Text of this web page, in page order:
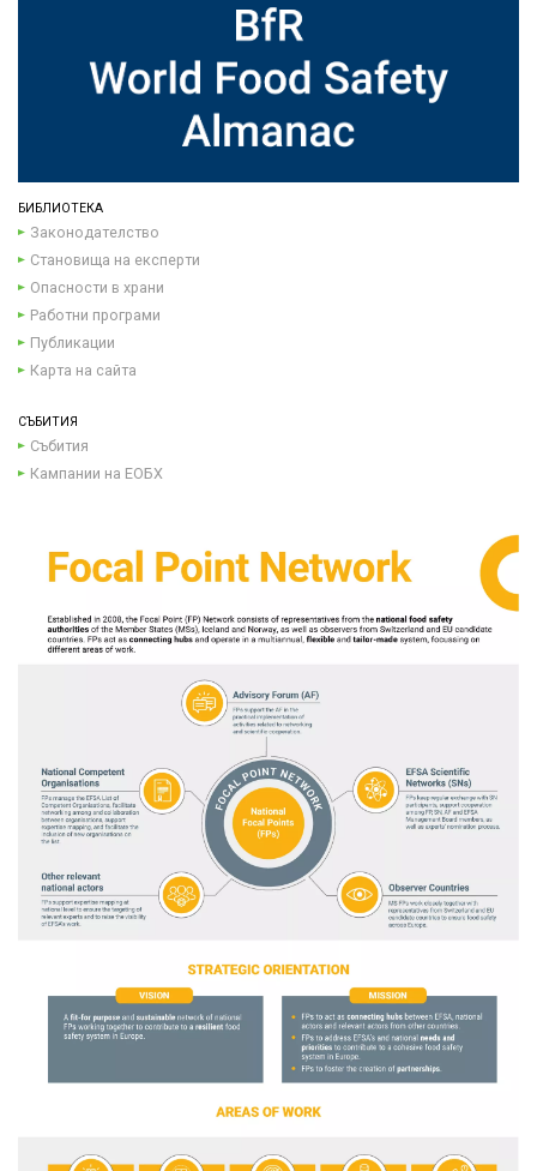
БИБЛИОТЕКА
Законодателство
Становища на експерти
Опасности в храни
Работни програми
Публикации
Карта на сайта
СЪБИТИЯ
Събития
Кампании на ЕОБХ